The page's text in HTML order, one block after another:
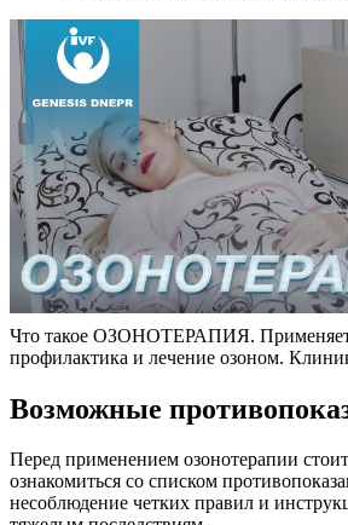
Что такое ОЗОНОТЕРАПИЯ.
профилактика и лечение озоном.
Возможные
Перед применением озонотерапии
ознакомиться со списком
несоблюдение четких правил и